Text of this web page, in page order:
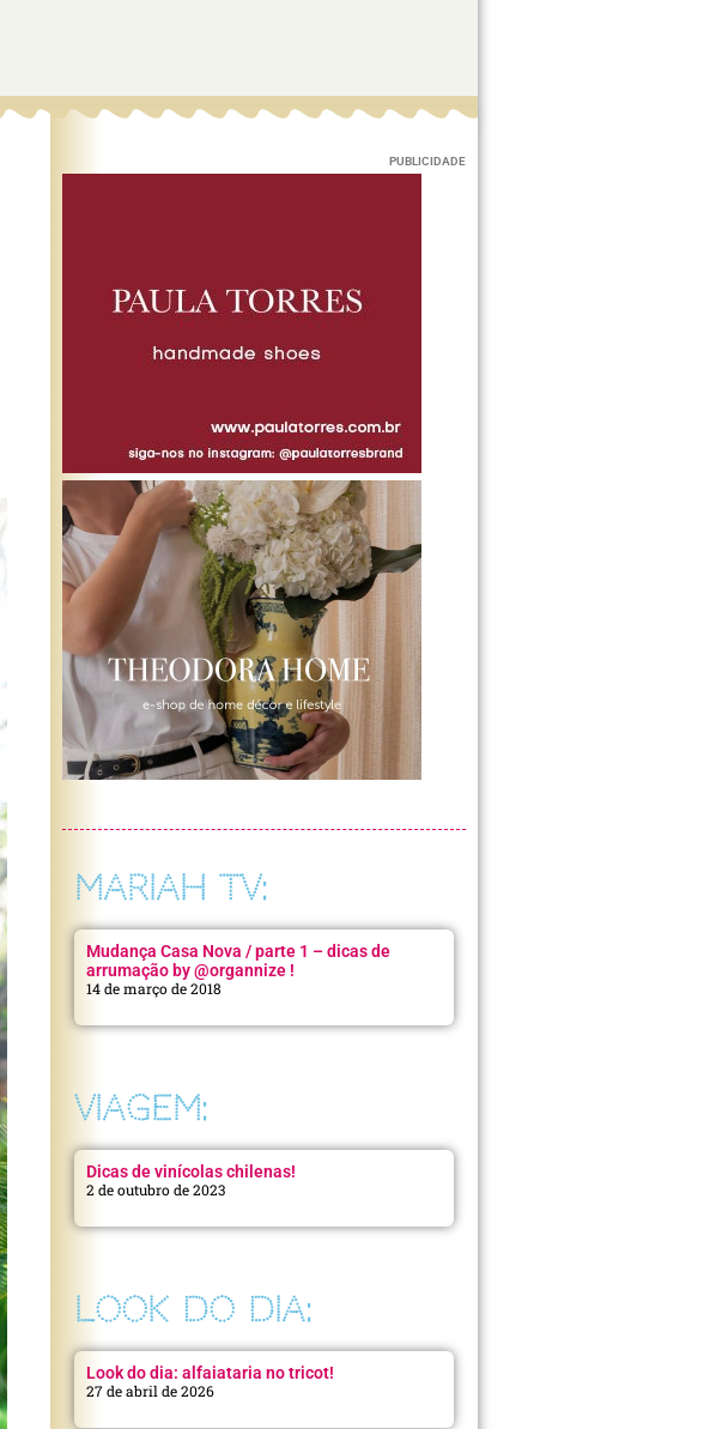
PUBLICIDADE
MARIAH TV:
Mudança Casa Nova / parte 1 – dicas de
arrumação by @organnize !
14 de março de 2018
VIAGEM:
Dicas de vinícolas chilenas!
2 de outubro de 2023
LOOK DO DIA:
Look do dia: alfaiataria no tricot!
27 de abril de 2026